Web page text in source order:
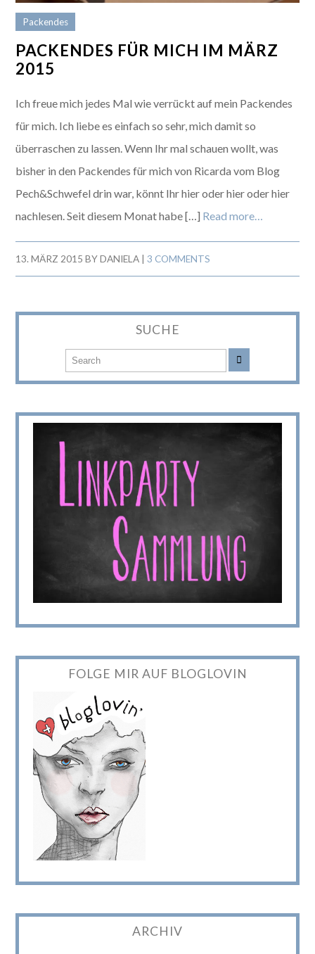
Packendes
PACKENDES FÜR MICH IM MÄRZ
2015
Ich freue mich jedes Mal wie verrückt auf mein Packendes
für mich. Ich liebe es einfach so sehr, mich damit so
überraschen zu lassen. Wenn Ihr mal schauen wollt, was
bisher in den Packendes für mich von Ricarda vom Blog
Pech&Schwefel drin war, könnt Ihr hier oder hier oder hier
nachlesen. Seit diesem Monat habe […] Read more…
13. MÄRZ 2015 BYDANIELA |3 COMMENTS
SUCHE
FOLGE MIR AUF BLOGLOVIN
ARCHIV